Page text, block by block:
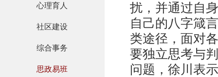
心理育人
社区建设
综合事务
思政易班
扰，并通过自
自己的八字箴
类途径，面对
要独立思考与
问题，徐川表